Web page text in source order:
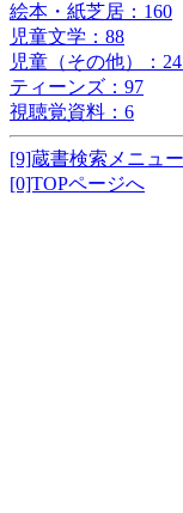
絵本・紙芝居：160
児童文学：88
児童（その他）：
ティーンズ：97
視聴覚資料：6
[9]蔵書検索メニュ
[0]TOPページへ